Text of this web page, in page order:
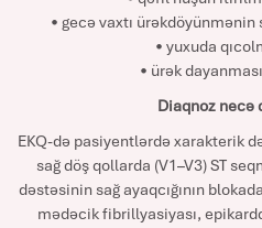
• gecə vaxtı
• yuxuda
• ürək
Diaqnoz necə
EKQ-də pasiyentlərdə xarakterik
sağ döş qollarda (V1–V3) ST
dəstəsinin sağ ayaqcığının
mədəcik fibrillyasiyası,